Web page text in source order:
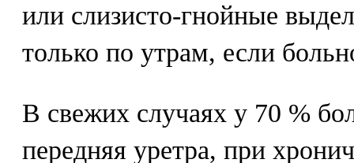
или слизисто-гнойные
только по утрам, если
В свежих случаях у 70 %
передняя уретра, при